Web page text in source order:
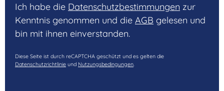
Ich habe die Datenschutzbestimmungen zur
Kenntnis genommen und die AGB gelesen und
bin mit ihnen einverstanden.
Diese Seite ist durch reCAPTCHA geschützt und es gelten die
Datenschutzrichtlinie und Nutzungsbedingungen.